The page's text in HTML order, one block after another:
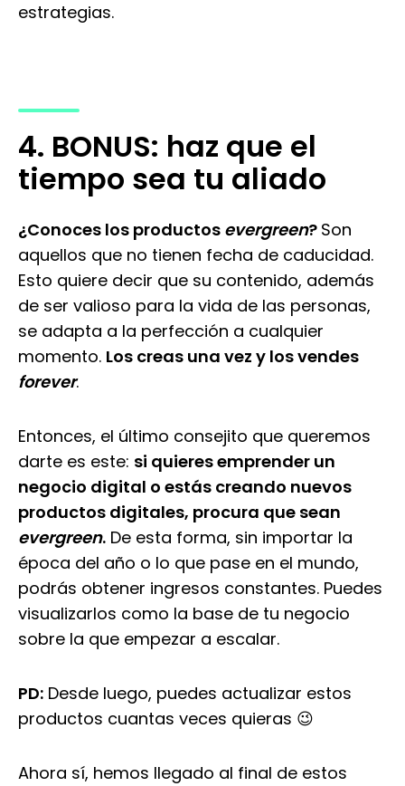
estrategias.
4. BONUS: haz que el
tiempo sea tu aliado
¿Conoces los productos evergreen? Son
aquellos que no tienen fecha de caducidad.
Esto quiere decir que su contenido, además
de ser valioso para la vida de las personas,
se adapta a la perfección a cualquier
momento. Los creas una vez y los vendes
forever.
Entonces, el último consejito que queremos
darte es este: si quieres emprender un
negocio digital o estás creando nuevos
productos digitales, procura que sean
evergreen. De esta forma, sin importar la
época del año o lo que pase en el mundo,
podrás obtener ingresos constantes. Puedes
visualizarlos como la base de tu negocio
sobre la que empezar a escalar.
PD: Desde luego, puedes actualizar estos
productos cuantas veces quieras 😉
Ahora sí, hemos llegado al final de estos